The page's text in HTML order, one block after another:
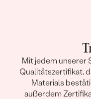
Mit jedem unserer
Qualitätszertifikat,
Materials
außerdem